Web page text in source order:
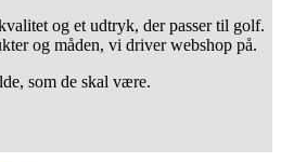
og et udtryk, der passer til golf.
og måden, vi driver webshop på.
som de skal være.